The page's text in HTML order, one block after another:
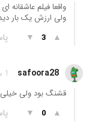
واقعا فیلم عاشقانه
ولی ارزش یک بار
▲
3
▼
safoora28 1 سال قبل
قشنگ بود ولی
▲
0
▼